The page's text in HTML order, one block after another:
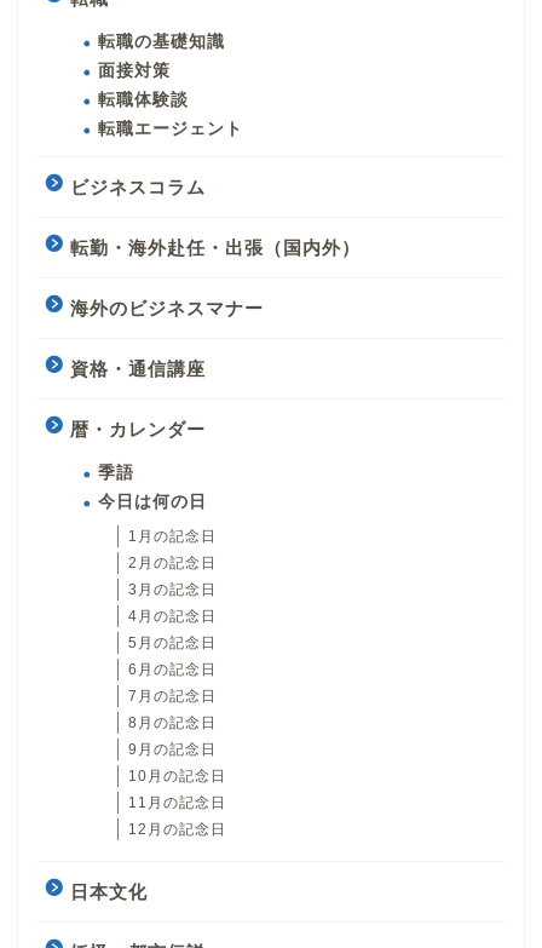
転職の基礎知識
面接対策
転職体験談
転職エージェント
ビジネスコラム
転勤・海外赴任・出張（国内外）
海外のビジネスマナー
資格・通信講座
暦・カレンダー
季語
今日は何の日
1月の記念日
2月の記念日
3月の記念日
4月の記念日
5月の記念日
6月の記念日
7月の記念日
8月の記念日
9月の記念日
10月の記念日
11月の記念日
12月の記念日
日本文化